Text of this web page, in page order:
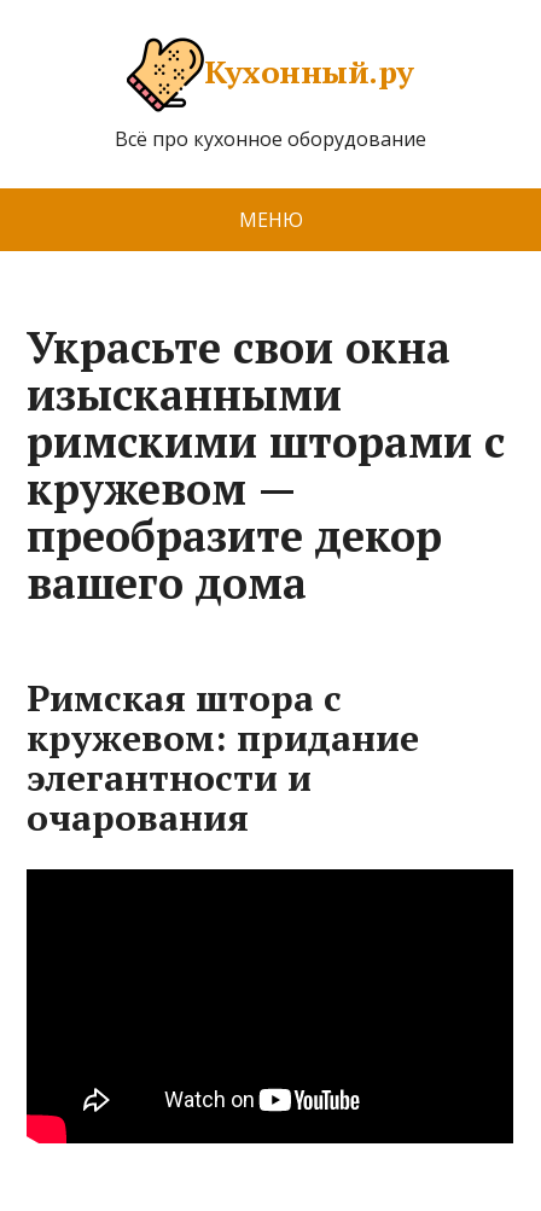
Кухонный.ру
Всё про кухонное оборудование
МЕНЮ
Украсьте свои окна
изысканными
римскими шторами с
кружевом —
преобразите декор
вашего дома
Римская штора с
кружевом: придание
элегантности и
очарования